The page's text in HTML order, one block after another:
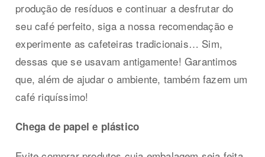
produção de resíduos e continuar a desfrutar do
seu café perfeito, siga a nossa recomendação e
experimente as cafeteiras tradicionais… Sim,
dessas que se usavam antigamente! Garantimos
que, além de ajudar o ambiente, também fazem um
café riquíssimo!
Chega de papel e plástico